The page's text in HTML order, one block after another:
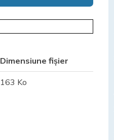
Dimensiune fișier
163 Ko